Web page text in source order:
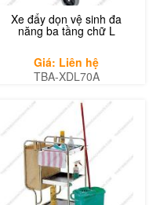
Xe đẩy dọn vệ sinh đa
năng ba tầng chữ L
Giá: Liên hệ
TBA-XDL70A